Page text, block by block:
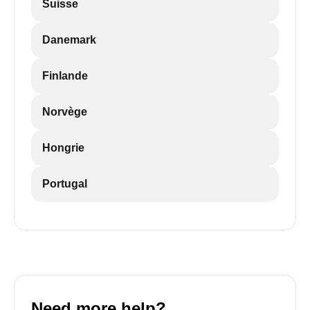
Suisse
Danemark
Finlande
Norvège
Hongrie
Portugal